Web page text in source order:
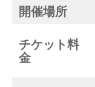
開催場所
チケット料
金